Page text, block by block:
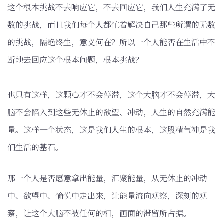
这个根本挑战不去响应它，不去回应它，我们人生充满了无
数的挑战，而且我们每个人都忙着解决自己那些所谓的无数
的挑战，隔绝终生，意义何在？所以一个人能否在生活中不
断地去回应这个根本问题，根本挑战？
也只有这样，这颗心才不会停滞，这个大脑才不会停滞，大
脑不会陷入到这些无休止的欲望、冲动，人生的自然充满能
量。这样一个状态，这是我们人生的根本，这股精气神是我
们生活的基石。
那一个人是否愿意拿出能量，汇聚能量，从无休止的冲动
中、欲望中、愉悦中走出来，让能量流向观察，深刻的观
察，让这个大脑不被任何的相，画面的滞留所占据。